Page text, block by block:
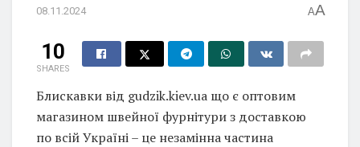
08.11.2024 AA
10
SHARES
Блискавки від gudzik.kiev.ua що є оптовим
магазином швейної фурнітури з доставкою
по всій Україні – це незамінна частина